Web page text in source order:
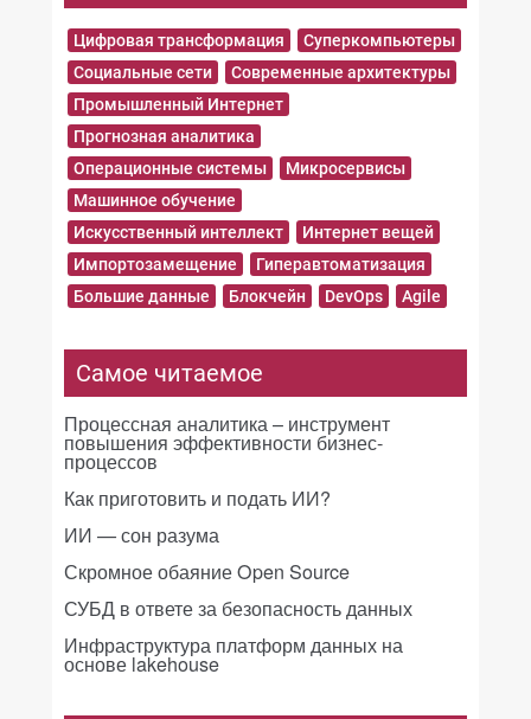
Цифровая трансформация
Суперкомпьютеры
Социальные сети
Современные архитектуры
Промышленный Интернет
Прогнозная аналитика
Операционные системы
Микросервисы
Машинное обучение
Искусственный интеллект
Интернет вещей
Импортозамещение
Гиперавтоматизация
Большие данные
Блокчейн DevOps Agile
Самое читаемое
Процессная аналитика – инструмент
повышения эффективности бизнес-
процессов
Как приготовить и подать ИИ?
ИИ — сон разума
Скромное обаяние Open Source
СУБД в ответе за безопасность данных
Инфраструктура платформ данных на
основе lakehouse